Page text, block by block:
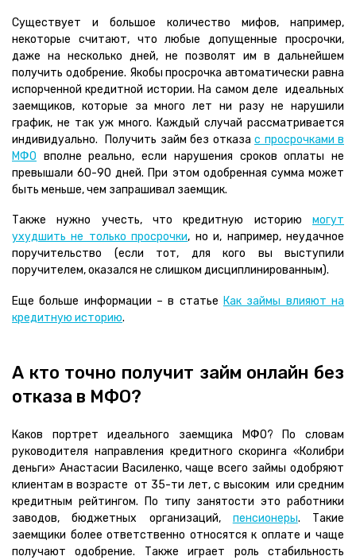
Существует и большое количество мифов, например,
некоторые считают, что любые допущенные просрочки,
даже на несколько дней, не позволят им в дальнейшем
получить одобрение. Якобы просрочка автоматически равна
испорченной кредитной истории. На самом деле идеальных
заемщиков, которые за много лет ни разу не нарушили
график, не так уж много. Каждый случай рассматривается
индивидуально. Получить займ без отказа с просрочками в
МФО вполне реально, если нарушения сроков оплаты не
превышали 60-90 дней. При этом одобренная сумма может
быть меньше, чем запрашивал заемщик.
Также нужно учесть, что кредитную историю могут
ухудшить не только просрочки, но и, например, неудачное
поручительство (если тот, для кого вы выступили
поручителем, оказался не слишком дисциплинированным).
Еще больше информации – в статье Как займы влияют на
кредитную историю.
А кто точно получит займ онлайн без
отказа в МФО?
Каков портрет идеального заемщика МФО? По словам
руководителя направления кредитного скоринга «Колибри
деньги» Анастасии Василенко, чаще всего займы одобряют
клиентам в возрасте от 35-ти лет, с высоким или средним
кредитным рейтингом. По типу занятости это работники
заводов, бюджетных организаций, пенсионеры. Такие
заемщики более ответственно относятся к оплате и чаще
получают одобрение. Также играет роль стабильность